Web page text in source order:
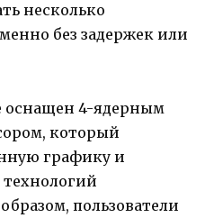
несколько
без задержек или
оснащен 4-ядерным
который
графику и
пользователи